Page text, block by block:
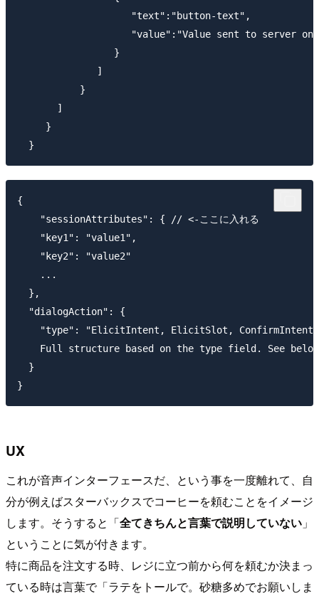
                    "text":"button-text",
"value":"Value sent to server on
                 }
              ]
           }
       ]
     }
{
    "sessionAttributes": { // <-ここに入れる
    "key1": "value1",
    "key2": "value2"
    ...
  },
  "dialogAction": {
"type": "ElicitIntent, ElicitSlot,
Full structure based on the type field. See
  }
UX
これが音声インターフェースだ、という事を一度離れて、自
分が例えばスターバックスでコーヒーを頼むことをイメージ
します。そうすると「全てきちんと言葉で説明していない 」
ということに気が付きます。
特に商品を注文する時、レジに立つ前から何を頼むか決まっ
ている時は言葉で「ラテをトールで。砂糖多めでお願いしま